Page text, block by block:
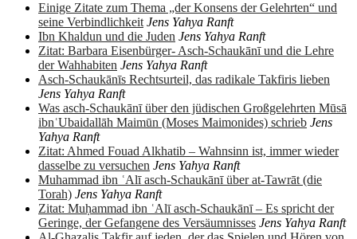
Einige Zitate zum Thema „der Konsens der Gelehrten“ und
seine Verbindlichkeit Jens Yahya Ranft
Ibn Khaldun und die Juden Jens Yahya Ranft
Zitat: Barbara Eisenbürger- Asch-Schaukānī und die Lehre
der Wahhabiten Jens Yahya Ranft
Asch-Schaukānīs Rechtsurteil, das radikale Takfiris lieben
Jens Yahya Ranft
Was asch-Schaukānī über den jüdischen Großgelehrten Mūsā
ibnʿUbaidallāh Maimūn (Moses Maimonides) schrieb Jens
Yahya Ranft
Zitat: Ahmed Fouad Alkhatib – Wahnsinn ist, immer wieder
dasselbe zu versuchen Jens Yahya Ranft
Muhammad ibn ʿAlī asch-Schaukānī über at-Tawrāt (die
Torah) Jens Yahya Ranft
Zitat: Muḥammad ibn ʿAlī asch-Schaukānī – Es spricht der
Geringe, der Gefangene des Versäumnisses Jens Yahya Ranft